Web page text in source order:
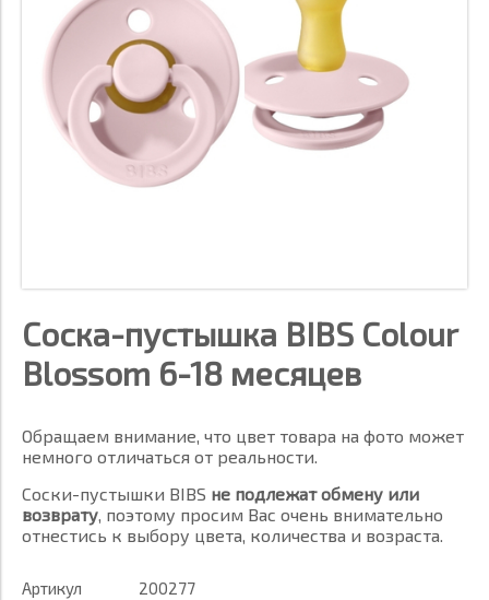
Соска-пустышка BIBS Colour
Blossom 6-18 месяцев
Обращаем внимание, что цвет товара на фото может
немного отличаться от реальности.
Соски-пустышки BIBS не подлежат обмену или
возврату, поэтому просим Вас очень внимательно
отнестись к выбору цвета, количества и возраста.
Артикул 200277